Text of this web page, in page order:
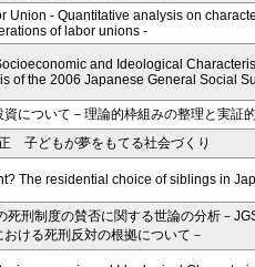
Union - Quantitative analysis on
of labor unions -
and Ideological
of the 2006 Japanese General Social
について－理論的枠組みの整理と実証
子どもが夢をもてる社会づくり
The residential choice of siblings in
死刑制度の賛否に関する世論の分析－
ける死刑反対の根拠について－